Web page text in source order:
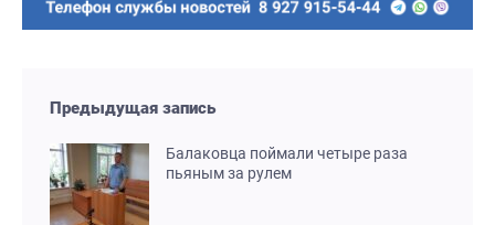
Предыдущая запись
Балаковца поймали четыре раза
пьяным за рулем